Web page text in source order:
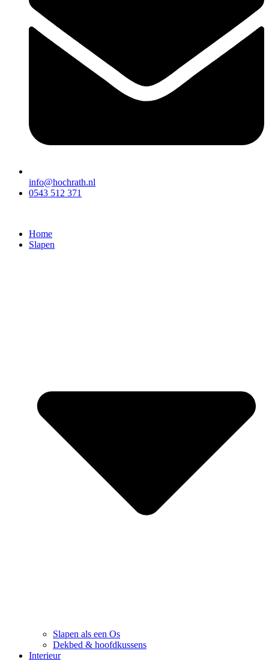
info@hochrath.nl
0543 512 371
Home
Slapen
Slapen als een Os
Dekbed & hoofdkussens
Interieur